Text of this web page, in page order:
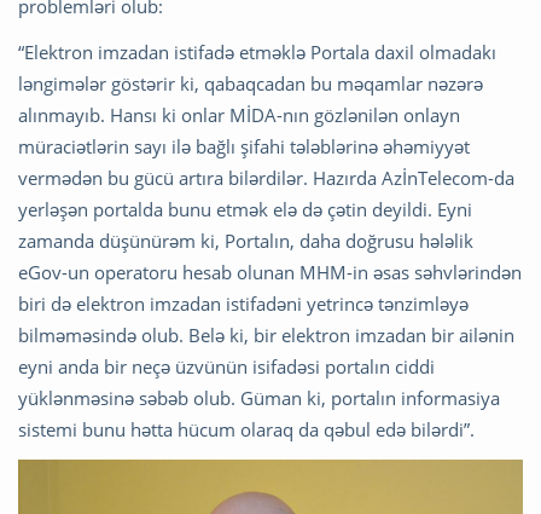
problemləri olub:
“Elektron imzadan istifadə etməklə Portala daxil olmadakı
ləngimələr göstərir ki, qabaqcadan bu məqamlar nəzərə
alınmayıb. Hansı ki onlar MİDA-nın gözlənilən onlayn
müraciətlərin sayı ilə bağlı şifahi tələblərinə əhəmiyyət
vermədən bu gücü artıra bilərdilər. Hazırda AzİnTelecom-da
yerləşən portalda bunu etmək elə də çətin deyildi. Eyni
zamanda düşünürəm ki, Portalın, daha doğrusu hələlik
eGov-un operatoru hesab olunan MHM-in əsas səhvlərindən
biri də elektron imzadan istifadəni yetrincə tənzimləyə
bilməməsində olub. Belə ki, bir elektron imzadan bir ailənin
eyni anda bir neçə üzvünün isifadəsi portalın ciddi
yüklənməsinə səbəb olub. Güman ki, portalın informasiya
sistemi bunu hətta hücum olaraq da qəbul edə bilərdi”.